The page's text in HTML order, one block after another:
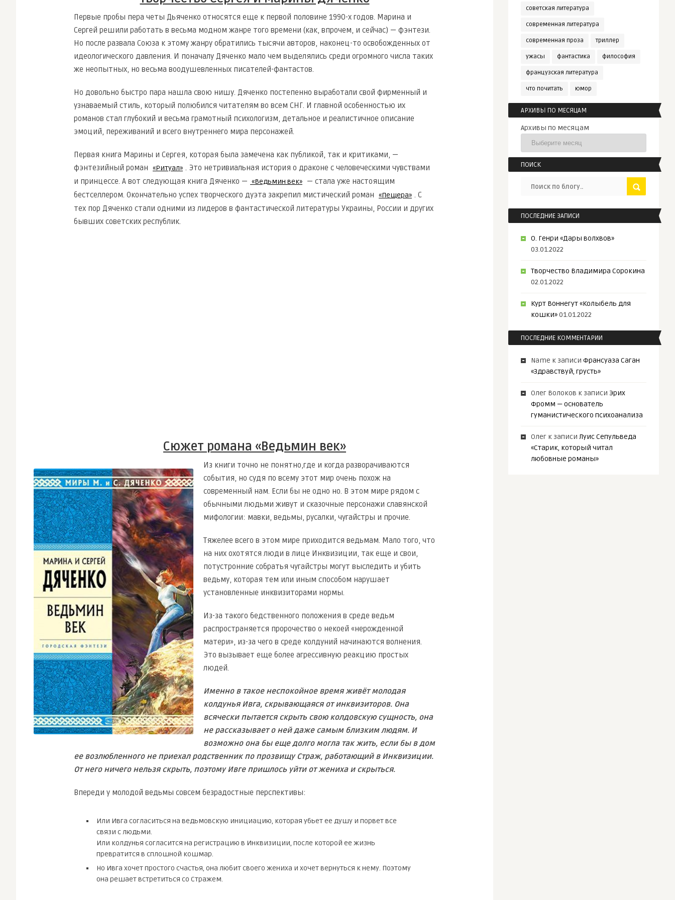
Первые пробы пера четы Дьяченко относятся еще к первой половине 1990-х годов. Марина и
Сергей решили работать в весьма модном жанре того времени (как, впрочем, и сейчас) — фэнтези.
Но после развала Союза к этому жанру обратились тысячи авторов, наконец-то освобожденных от
идеологического давления. И поначалу Дяченко мало чем выделялись среди огромного числа таких
же неопытных, но весьма воодушевленных писателей-фантастов.
Но довольно быстро пара нашла свою нишу. Дяченко постепенно выработали свой фирменный и
узнаваемый стиль, который полюбился читателям во всем СНГ. И главной особенностью их
романов стал глубокий и весьма грамотный психологизм, детальное и реалистичное описание
эмоций, переживаний и всего внутреннего мира персонажей.
Первая книга Марины и Сергея, которая была замечена как публикой, так и критиками, —
фэнтезийный роман «Ритуал» . Это нетривиальная история о драконе с человеческими чувствами
и принцессе. А вот следующая книга Дяченко — «Ведьмин век» — стала уже настоящим
бестселлером. Окончательно успех творческого дуэта закрепил мистический роман «Пещера» . С
тех пор Дяченко стали одними из лидеров в фантастической литературы Украины, России и других
бывших советских республик.
Сюжет романа «Ведьмин век»
Из книги точно не понятно,где и когда разворачиваются
события, но судя по всему этот мир очень похож на
современный нам. Если бы не одно но. В этом мире рядом с
обычными людьми живут и сказочные персонажи славянской
мифологии: мавки, ведьмы, русалки, чугайстры и прочие.
Тяжелее всего в этом мире приходится ведьмам. Мало того, что
на них охотятся люди в лице Инквизиции, так еще и свои,
потустронние собратья чугайстры могут выследить и убить
ведьму, которая тем или иным способом нарушает
установленные инквизиторами нормы.
Из-за такого бедственного положения в среде ведьм
распространяется пророчество о некоей «нерожденной
матери», из-за чего в среде колдуний начинаются волнения.
Это вызывает еще более агрессивную реакцию простых
людей.
Именно в такое неспокойное время живёт молодая
колдунья Ивга, скрывающаяся от инквизиторов. Она
всячески пытается скрыть свою колдовскую сущность, она
не рассказывает о ней даже самым близким людям. И
возможно она бы еще долго могла так жить, если бы в дом
ее возлюбленного не приехал родственник по прозвищу Страж, работающий в Инквизиции.
От него ничего нельзя скрыть, поэтому Ивге пришлось уйти от жениха и скрыться.
Впереди у молодой ведьмы совсем безрадостные перспективы:
Или Ивга согласиться на ведьмовскую инициацию, которая убьет ее душу и порвет все
связи с людьми.
Или колдунья согласится на регистрацию в Инквизиции, после которой ее жизнь
превратится в сплошной кошмар.
Но Ивга хочет простого счастья, она любит своего жениха и хочет вернуться к нему. Поэтому
она решает встретиться со Стражем.
советская литература
современная литература
современная проза триллер
ужасы фантастика философия
французская литература
что почитать юмор
АРХИВЫ ПО МЕСЯЦАМ
Архивы по месяцам
ПОИСК
ПОСЛЕДНИЕ ЗАПИСИ
О. Генри «Дары волхвов»
03.01.2022
Творчество Владимира Сорокина
02.01.2022
Курт Воннегут «Колыбель для
кошки»01.01.2022
ПОСЛЕДНИЕ КОММЕНТАРИИ
Name к записи Франсуаза Саган
«Здравствуй, грусть»
Олег Волоков к записи Эрих
Фромм — основатель
гуманистического психоанализа
Олег к записи Луис Сепульведа
«Старик, который читал
любовные романы»